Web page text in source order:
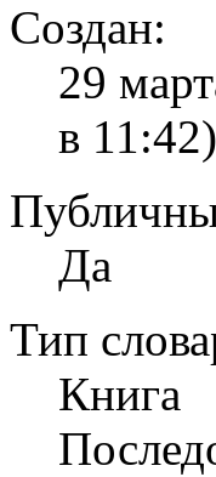
Создан:
29
в 11:42)
Да
Тип
Книга